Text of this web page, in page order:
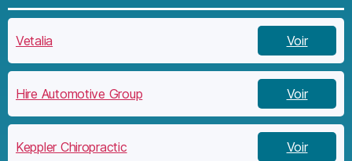
Vetalia Voir
Hire Automotive Group Voir
Keppler Chiropractic Voir